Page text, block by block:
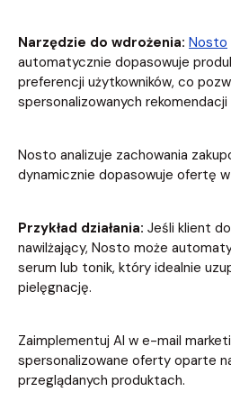
Narzędzie do wdrożenia: Nosto
automatycznie dopasowuje
preferencji użytkowników, co
spersonalizowanych
Nosto analizuje zachowania
dynamicznie dopasowuje ofertę
Przykład działania: Jeśli klient
nawilżający, Nosto może
serum lub tonik, który idealnie
pielęgnację.
Zaimplementuj AI w e-mail
spersonalizowane oferty oparte
przeglądanych produktach.